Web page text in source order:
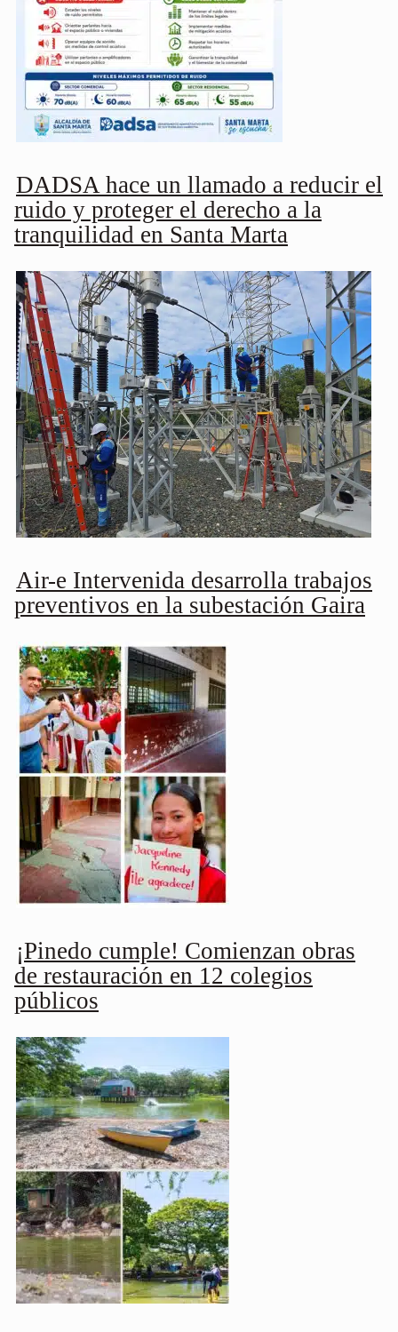
DADSA hace un llamado a reducir el
ruido y proteger el derecho a la
tranquilidad en Santa Marta
Air-e Intervenida desarrolla trabajos
preventivos en la subestación Gaira
¡Pinedo cumple! Comienzan obras
de restauración en 12 colegios
públicos